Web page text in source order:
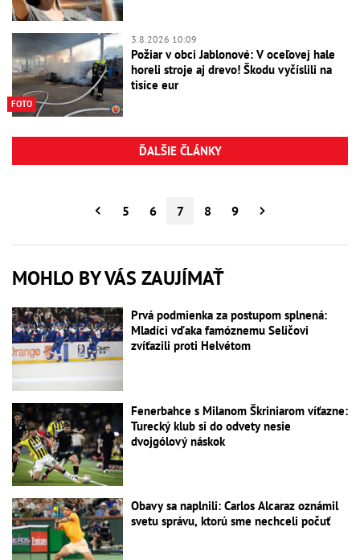
FOTO
3.8.2026 10:09
Požiar v obci Jablonové: V oceľovej hale
horeli stroje aj drevo! Škodu vyčíslili na
tisíce eur
ĎALŠIE ČLÁNKY
5 6 7 8 9
MOHLO BY VÁS ZAUJÍMAŤ
Prvá podmienka za postupom splnená:
Mladíci vďaka famóznemu Seličovi
zvíťazili proti Helvétom
Fenerbahce s Milanom Škriniarom víťazne:
Turecký klub si do odvety nesie
dvojgólový náskok
Obavy sa naplnili: Carlos Alcaraz oznámil
svetu správu, ktorú sme nechceli počuť